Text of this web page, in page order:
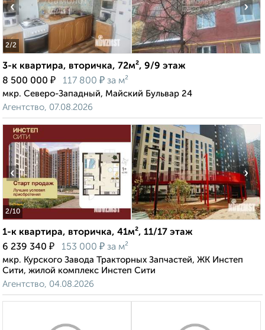
2/2
‹ ›
3-к квартира, вторичка, 72м², 9/9 этаж
8 500 000 ₽ 117 800 ₽ за м²
мкр. Северо-Западный, Майский Бульвар 24
Агентство, 07.08.2026
2/10
‹ ›
1-к квартира, вторичка, 41м², 11/17 этаж
6 239 340 ₽ 153 000 ₽ за м²
мкр. Курского Завода Тракторных Запчастей, ЖК Инстеп
Сити, жилой комплекс Инстеп Сити
Агентство, 04.08.2026